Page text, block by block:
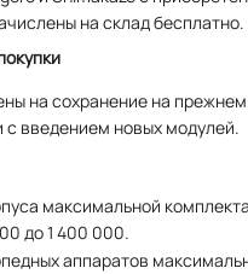
на склад бесплатно.
на сохранение на
введением новых модулей.
максимальной
до 1 400 000.
аппаратов